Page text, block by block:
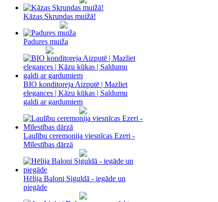
Kāzas Skrundas muižā!
Padures muiža
BIO konditoreja Aizputē | Mazliet
elegances | Kāzu kūkas | Saldumu
galdi ar gardumiem
Laulību ceremonija viesnīcas Ezeri -
Mīlestības dārzā
Hēlija Baloni Siguldā - iegāde un
piegāde